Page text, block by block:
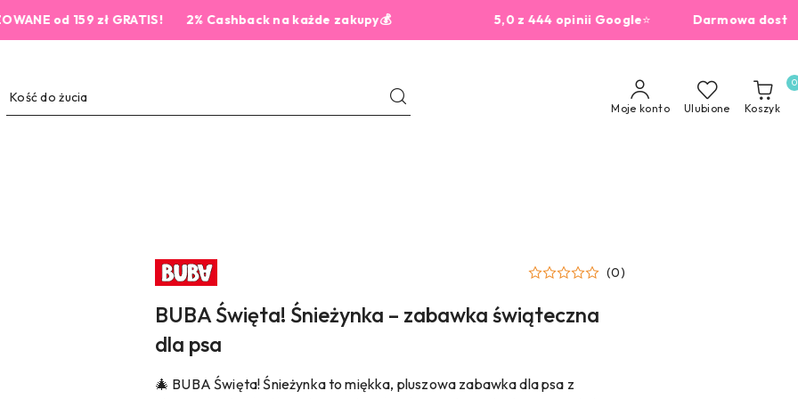
od 159 zł GRATIS! 2% Cashback na każde zakupy💰 5,0 z 444 opinii Google⭐Darmowa dostawa od
Moje konto Ulubione Koszyk
0
NAZWA
PRODUCENTA:
BUBA
(0)
BUBA Święta! Śnieżynka – zabawka świąteczna
dla psa
🎄 BUBA Święta! Śnieżynka to miękka, pluszowa zabawka dla psa z